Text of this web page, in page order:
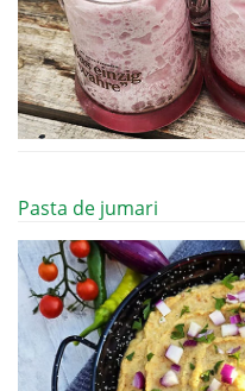
Pasta de jumari